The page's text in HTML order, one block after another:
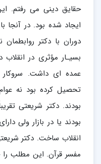
حقایق دینی می رفتم.
ایجاد شده بود. در آنجا
دوران با دکتر
بسیـار مؤثری در
عمده ای داشت. سروکار
تحصیل کرده بود نه
بودند یا در بازار ولی
انقلاب ساخت. دکتر
مفسر قرآن. این مطلب را